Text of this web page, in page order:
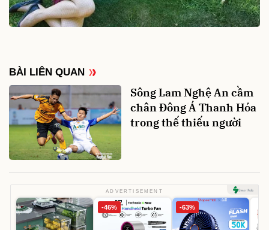
BÀI LIÊN QUAN
Sông Lam Nghệ An cầm
chân Đông Á Thanh Hóa
trong thế thiếu người
ADVERTISEMENT
-46% -63%